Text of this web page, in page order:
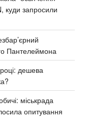
куди запросили
Пантелеймона
дешева
міськрада
опитування